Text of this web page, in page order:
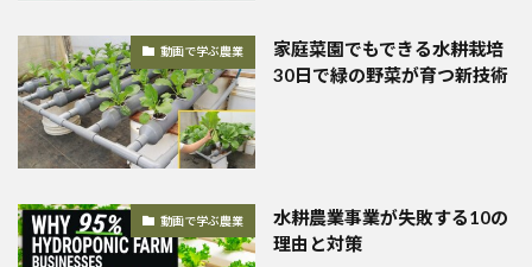
動画で学ぶ農業
家庭菜園でもできる水耕栽培
30日で緑の野菜が育つ新技術
動画で学ぶ農業
水耕農業事業が失敗する10の
理由と対策